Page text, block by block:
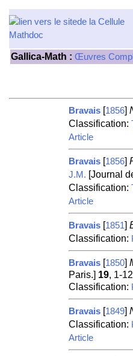
Gallica-Math : Œuvres
Bravais [1856]
Classification:
Article
Bravais [1856]
J.M. [Journal
Classification:
Article
Bravais [1851]
Classification:
Bravais [1850]
Paris.] 19, 1-
Classification:
Bravais [1849]
Classification:
Article